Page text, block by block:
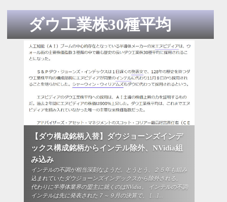
ダウ工業株30種平均
【ダウ構成銘柄入替】ダウジョーンズインデ
ックス構成銘柄からインテル除外、NVidia組
み込み
インテルの不調が相当深刻なようだ。とうとう、２５年も組み
込まれていたダウジョーンズインデックスから除外される。
代わりに半導体業界の盟主に就くのはNVidia。 インテルの不調
インテルは先に発表された７～９月の決算で、 […]...